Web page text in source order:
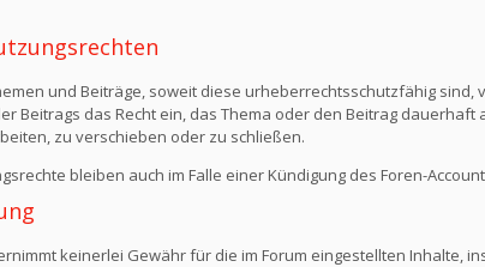
und Beiträge, soweit diese urheberrechtsschutzfähig
Beitrags das Recht ein, das Thema oder den Beitrag
zu verschieben oder zu schließen.
bleiben auch im Falle einer Kündigung des Foren-
keinerlei Gewähr für die im Forum eingestellten Inhalte,